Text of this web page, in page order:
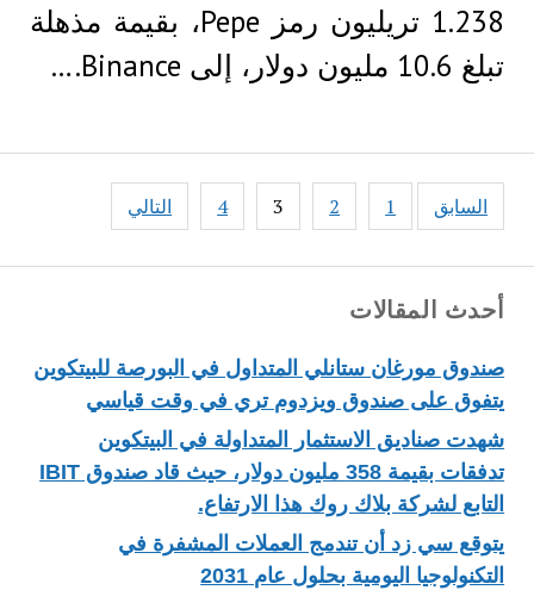
أحدث المقالات
صندوق مورغان ستانلي المتداول في البورصة للبيتكوين
يتفوق على صندوق ويزدوم تري في وقت قياسي
شهدت صناديق الاستثمار المتداولة في البيتكوين
تدفقات بقيمة 358 مليون دولار، حيث قاد صندوق IBIT
التابع لشركة بلاك روك هذا الارتفاع.
يتوقع سي زد أن تندمج العملات المشفرة في
التكنولوجيا اليومية بحلول عام 2031
1.238 تريليون رمز Pepe، بقيمة مذهلة
تبلغ 10.6 مليون دولار، إلى Binance.…
Posts
pagination
السابق 1
2
3
4 التالي